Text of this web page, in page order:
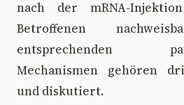
nach der mRNA-
Betroffenen
entsprechenden
Mechanismen gehören
und diskutiert.